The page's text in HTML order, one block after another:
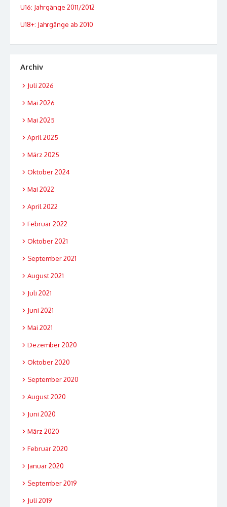
U16: Jahrgänge 2011/2012
U18+: Jahrgänge ab 2010
Archiv
Juli 2026
Mai 2026
Mai 2025
April 2025
März 2025
Oktober 2024
Mai 2022
April 2022
Februar 2022
Oktober 2021
September 2021
August 2021
Juli 2021
Juni 2021
Mai 2021
Dezember 2020
Oktober 2020
September 2020
August 2020
Juni 2020
März 2020
Februar 2020
Januar 2020
September 2019
Juli 2019